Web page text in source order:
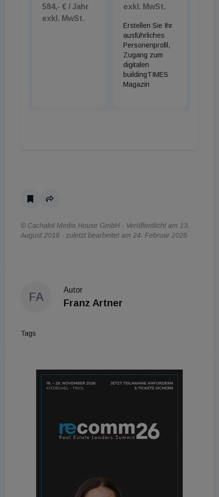
584,- € / Jahr
exkl. MwSt.
exkl. MwSt.
Erstellen Sie Ihr
ausführliches
Personenprofil,
Zugang zum
digitalen
buildingTIMES
Magazin
© Cachalot Media House GmbH - Veröffentlicht am 13.
August 2018 - zuletzt bearbeitet am 24. Februar 2026
FA
Autor
Franz Artner
Tags